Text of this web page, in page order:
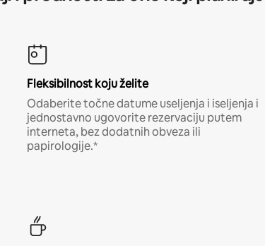
Fleksibilnost koju želite
Odaberite točne datume useljenja i iseljenja i
jednostavno ugovorite rezervaciju putem
interneta, bez dodatnih obveza ili
papirologije.*